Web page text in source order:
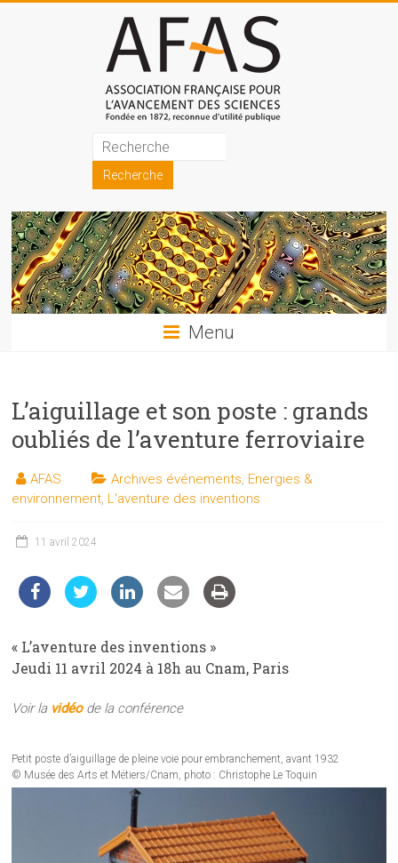
Association
française
pour
l'avancement
des
sciences
les
sciences
et
les
techniques
du
Menu
L’aiguillage et son poste : grands
oubliés de l’aventure ferroviaire
AFAS Archives événements Energies &
environnement L'aventure des inventions
11 avril 2024
« L’aventure des inventions »
Jeudi 11 avril 2024 à 18h au Cnam, Paris
Voir la vidéode la conférence
Petit poste d’aiguillage de pleine voie pour embranchement, avant 1932
© Musée des Arts et Métiers/Cnam, photo : Christophe Le Toquin